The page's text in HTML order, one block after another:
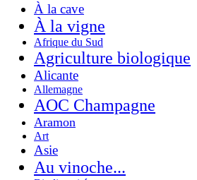
À la cave
À la vigne
Afrique du Sud
Agriculture biologique
Alicante
Allemagne
AOC Champagne
Aramon
Art
Asie
Au vinoche...